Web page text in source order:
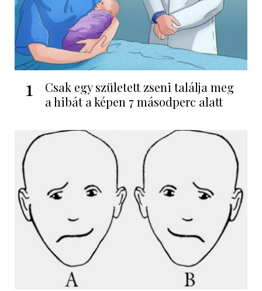
1
Csak egy született zseni találja meg
a hibát a képen 7 másodperc alatt